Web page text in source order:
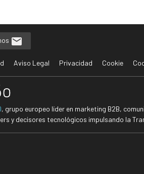
Aviso Legal Privacidad Cookie
, grupo europeo líder en marketing B2B,
y decisores tecnológicos impulsando la